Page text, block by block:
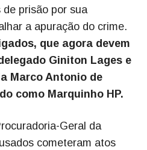
prisão por sua
a apuração do crime.
que agora devem
Giniton Lages e
Marco Antonio de
como Marquinho HP.
Geral da
cometeram atos